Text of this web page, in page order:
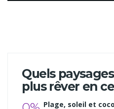
Quels
plus rêver en
Plage, soleil et